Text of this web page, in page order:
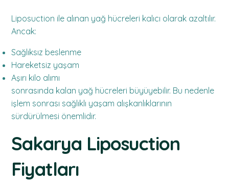
Liposuction ile alınan yağ hücreleri kalıcı olarak azaltılır.
Ancak:
Sağlıksız beslenme
Hareketsiz yaşam
Aşırı kilo alımı
sonrasında kalan yağ hücreleri büyüyebilir. Bu nedenle
işlem sonrası sağlıklı yaşam alışkanlıklarının
sürdürülmesi önemlidir.
Sakarya Liposuction
Fiyatları